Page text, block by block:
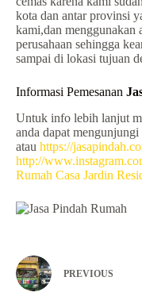
kota dan antar provinsi
kami,dan menggunakan
perusahaan sehingga
sampai di lokasi tujuan
Informasi Pemesanan
Untuk info lebih lanjut
anda dapat
atau https://
http://
Rumah Casa Jardin
PREVIOUS